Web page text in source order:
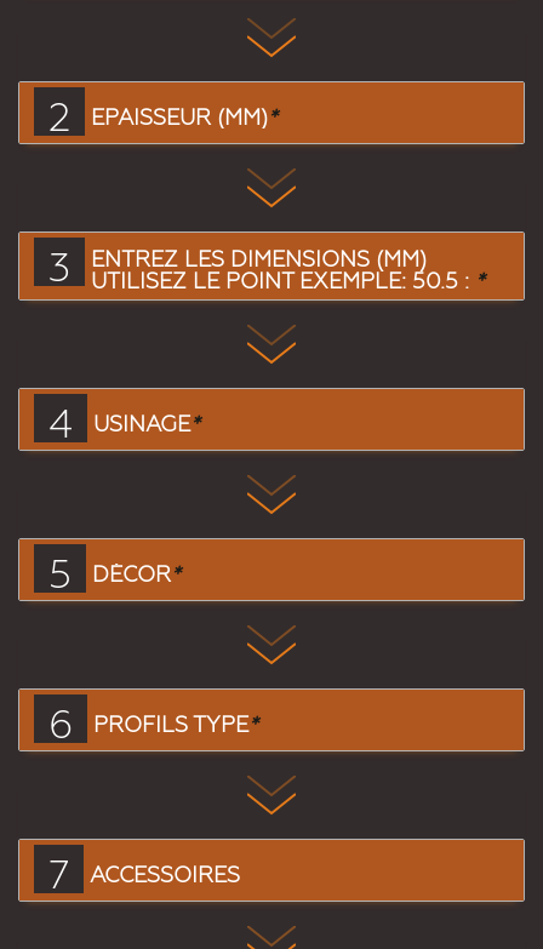
2 EPAISSEUR (MM)*
3
ENTREZ LES DIMENSIONS (MM)
UTILISEZ LE POINT EXEMPLE: 50.5 : *
4 USINAGE*
5 DÉCOR*
6 PROFILS TYPE*
7 ACCESSOIRES